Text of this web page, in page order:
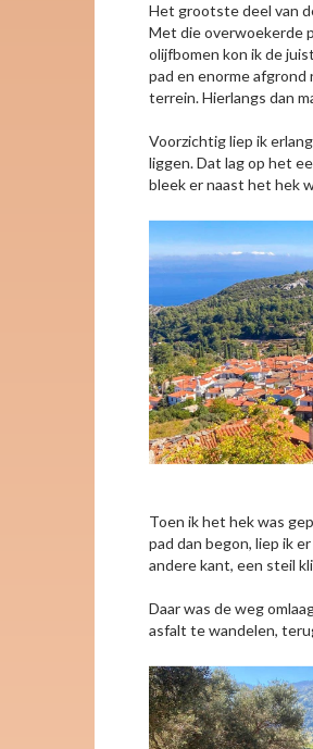
Het grootste deel van
Met die overwoekerde
olijfbomen kon ik de
pad en enorme
terrein. Hierlangs dan
Voorzichtig liep ik
liggen. Dat lag op het
bleek er naast het hek
Toen ik het hek was
pad dan begon, liep ik
andere kant, een steil
Daar was de weg
asfalt te wandelen,